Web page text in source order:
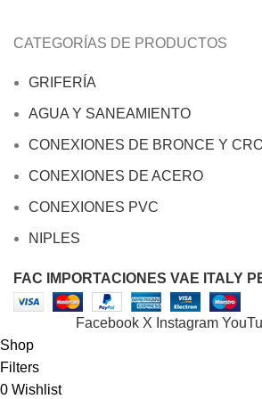
CATEGORÍAS DE PRODUCTOS
GRIFERÍA
AGUA Y SANEAMIENTO
CONEXIONES DE BRONCE Y
CONEXIONES DE ACERO
CONEXIONES PVC
NIPLES
FAC IMPORTACIONES VAE ITALY
Facebook X Instagram
Shop
Filters
0 Wishlist